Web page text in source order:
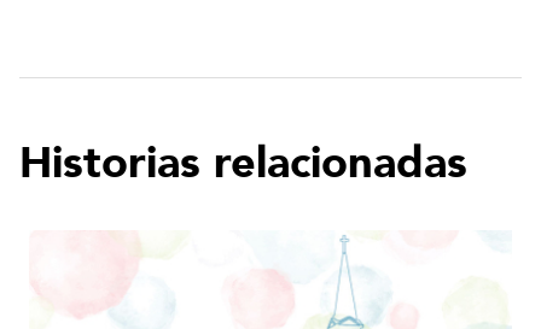
Historias relacionadas